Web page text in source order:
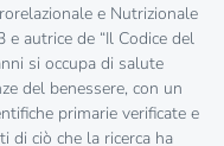
e Nutrizionale
autrice de “Il Codice del
si occupa di salute
del benessere, con un
primarie verificate e
di ciò che la ricerca ha